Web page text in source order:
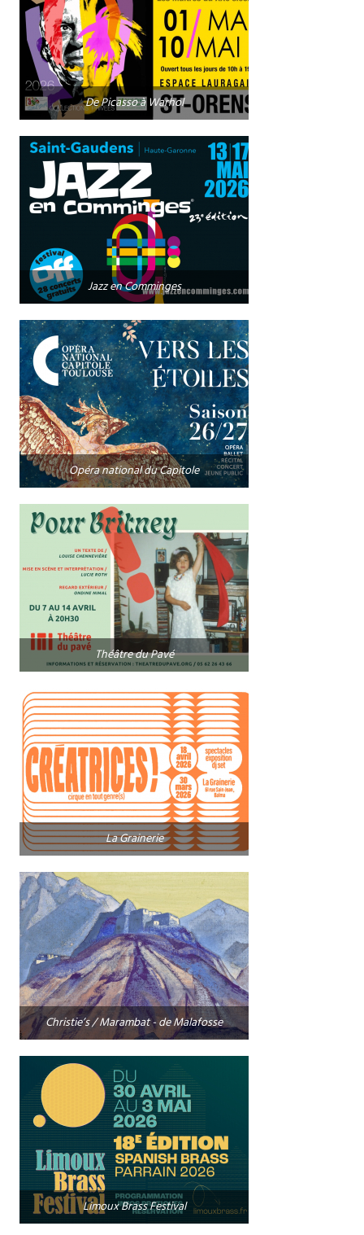
De Picasso à Warhol
Jazz en Comminges
Opéra national du Capitole
Théâtre du Pavé
La Grainerie
Christie’s / Marambat - de Malafosse
Limoux Brass Festival